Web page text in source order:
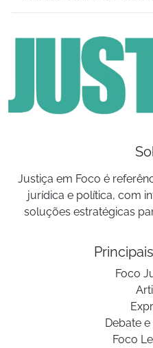
Justiça em Foco é
jurídica e política, com
soluções estratégicas
Foco
Debate
Foco